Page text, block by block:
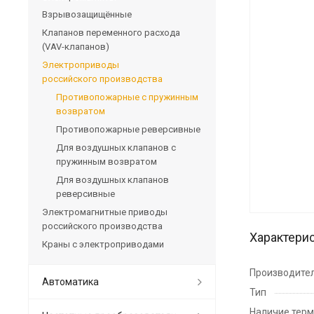
Тип
Взрывозащищённые
Клапанов переменного расхода
(VAV-клапанов)
Электроприводы
российского производства
Противопожарные с пружинным
возвратом
Противопожарные реверсивные
Для воздушных клапанов с
пружинным возвратом
Для воздушных клапанов
реверсивные
Электромагнитные приводы
российского производства
Краны с электроприводами
Автоматика